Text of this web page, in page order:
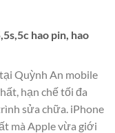
hao pin, hao
Quỳnh An mobile
hạn chế tối đa
sửa chữa. iPhone
mà Apple vừa giới